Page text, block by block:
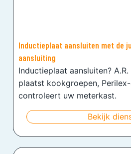
Inductieplaat aansluiten met de
aansluiting
Inductieplaat aansluiten?
plaatst kookgroepen,
controleert uw meterkast.
Bekijk